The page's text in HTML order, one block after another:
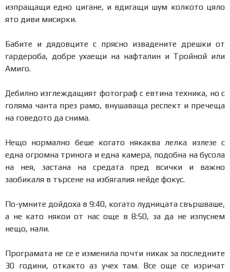
изпращащи едно цигане, и вдигащи шум колкото цяло
ято диви мисирки.
Бабите и дядовците с прясно извадените дрешки от
гардероба, добре ухаещи на нафталин и Тройной или
Амиго.
Дебилно изглеждащият фотограф с евтина техника, но с
голяма чанта през рамо, внушаваща респект и пречеща
на говедото да снима.
Нещо нормално беше когато някаква лелка излезе с
една огромна тринога и една камера, подобна на бусола
на нея, застана на средата пред всички и важно
заобикаля в търсене на избягалия нейде фокус.
По-умните дойдоха в 9:40, когато лудницата свършваше,
а не като някои от нас още в 8:50, за да не изпуснем
нещо, нали.
Програмата не се е изменила почти никак за последните
30 години, откакто аз учех там. Все още се изричат